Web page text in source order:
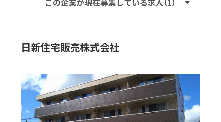
この企業が現在募集している求人（1）
日新住宅販売株式会社